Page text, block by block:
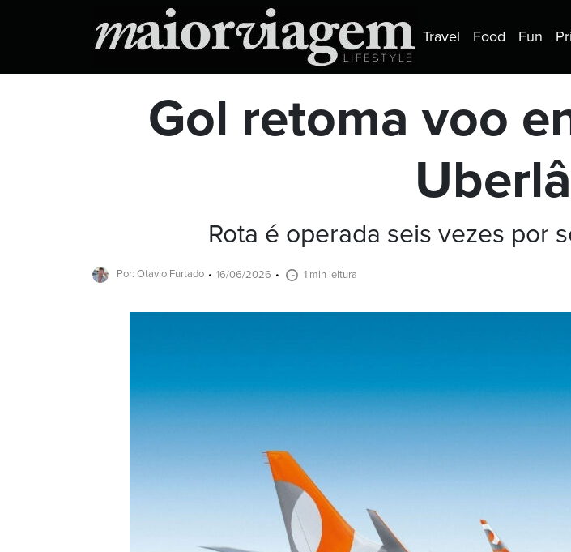
Travel Food Fun
Gol retoma voo
Rota é operada seis vezes por
Por: Otavio Furtado 16/06/2026 1 min leitura